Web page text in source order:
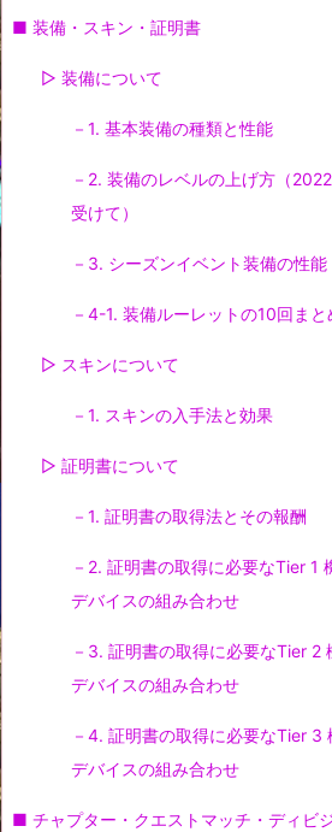
■ 装備・スキン・証明書
▷ 装備について
－1. 基本装備の種類と性能
－2. 装備のレベルの上げ方（
受けて）
－3. シーズンイベント装備の性能
－4-1. 装備ルーレットの10回ま
▷ スキンについて
－1. スキンの入手法と効果
▷ 証明書について
－1. 証明書の取得法とその報酬
－2. 証明書の取得に必要なTier 1
デバイスの組み合わせ
－3. 証明書の取得に必要なTier 2
デバイスの組み合わせ
－4. 証明書の取得に必要なTier 3
デバイスの組み合わせ
■ チャプター・クエストマッチ・ディビ